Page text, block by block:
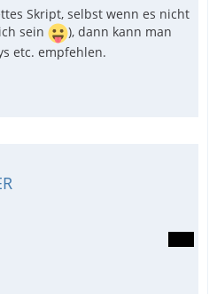
Skript, selbst wenn es nicht
sein
), dann kann man
etc. empfehlen.